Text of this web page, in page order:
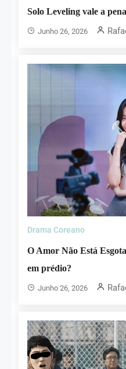
Solo Leveling vale a
Junho 26, 2026
Drama Coreano
O Amor Não Está
em prédio?
Junho 26, 2026